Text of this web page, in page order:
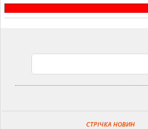
СТРІЧКА НОВИН